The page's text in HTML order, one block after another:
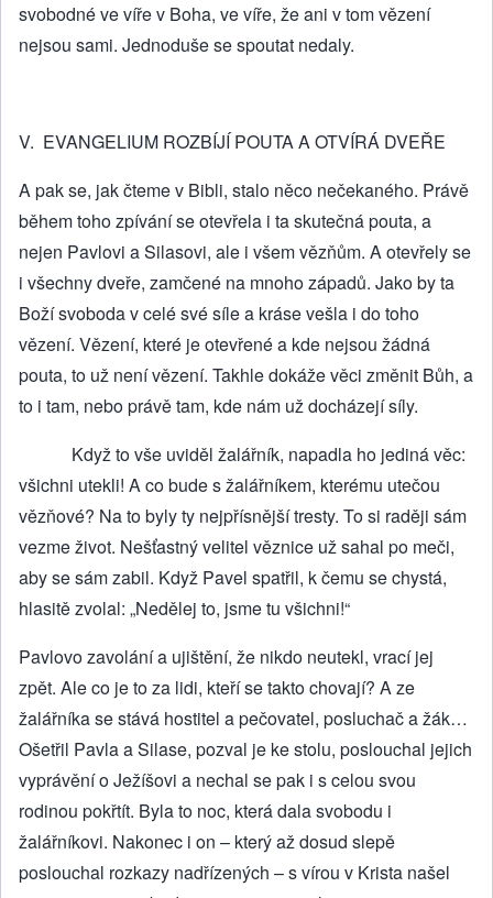
svobodné ve víře v Boha, ve víře, že ani v tom vězení
nejsou sami. Jednoduše se spoutat nedaly.
V. EVANGELIUM ROZBÍJÍ POUTA A OTVÍRÁ DVEŘE
A pak se, jak čteme v Bibli, stalo něco nečekaného. Právě
během toho zpívání se otevřela i ta skutečná pouta, a
nejen Pavlovi a Silasovi, ale i všem vězňům. A otevřely se
i všechny dveře, zamčené na mnoho západů. Jako by ta
Boží svoboda v celé své síle a kráse vešla i do toho
vězení. Vězení, které je otevřené a kde nejsou žádná
pouta, to už není vězení. Takhle dokáže věci změnit Bůh, a
to i tam, nebo právě tam, kde nám už docházejí síly.
Když to vše uviděl žalářník, napadla ho jediná věc:
všichni utekli! A co bude s žalářníkem, kterému utečou
vězňové? Na to byly ty nejpřísnější tresty. To si raději sám
vezme život. Nešťastný velitel věznice už sahal po meči,
aby se sám zabil. Když Pavel spatřil, k čemu se chystá,
hlasitě zvolal: „Nedělej to, jsme tu všichni!“
Pavlovo zavolání a ujištění, že nikdo neutekl, vrací jej
zpět. Ale co je to za lidi, kteří se takto chovají? A ze
žalářníka se stává hostitel a pečovatel, posluchač a žák…
Ošetřil Pavla a Silase, pozval je ke stolu, poslouchal jejich
vyprávění o Ježíšovi a nechal se pak i s celou svou
rodinou pokřtít. Byla to noc, která dala svobodu i
žalářníkovi. Nakonec i on – který až dosud slepě
poslouchal rozkazy nadřízených – s vírou v Krista našel